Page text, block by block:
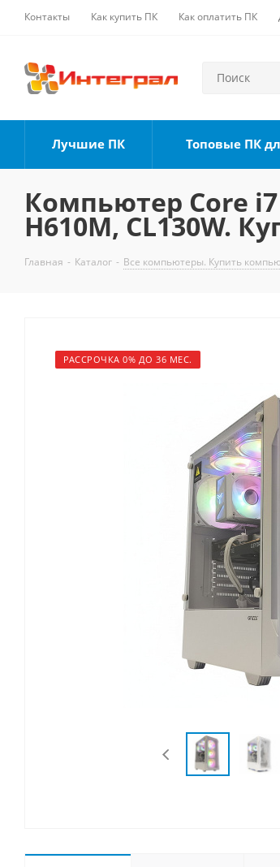
Контакты Как купить ПК Как оплатить ПК
Лучшие ПК Топовые ПК
Компьютер Core i7
H610M, CL130W.
Главная - Каталог - Все компьютеры. Купить
РАССРОЧКА 0% ДО 36 МЕС.